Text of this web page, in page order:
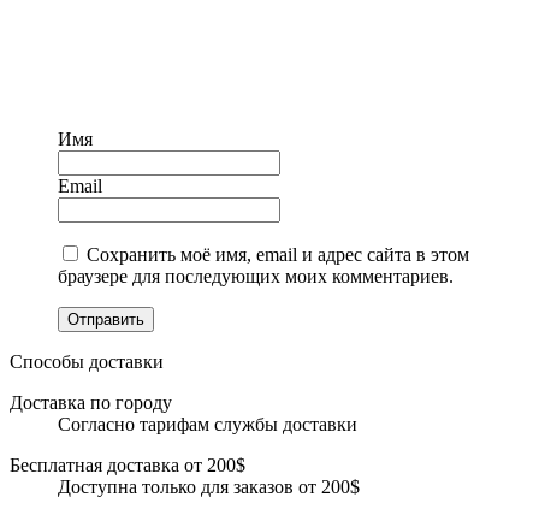
Имя
Email
Сохранить моё имя, email и адрес сайта в этом
браузере для последующих моих комментариев.
Отправить
Способы доставки
Доставка по городу
Согласно тарифам службы доставки
Бесплатная доставка от 200$
Доступна только для заказов от 200$